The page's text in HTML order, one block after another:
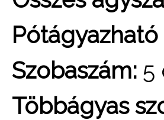
Pótágyazható
Szobaszám: 5
Többágyas